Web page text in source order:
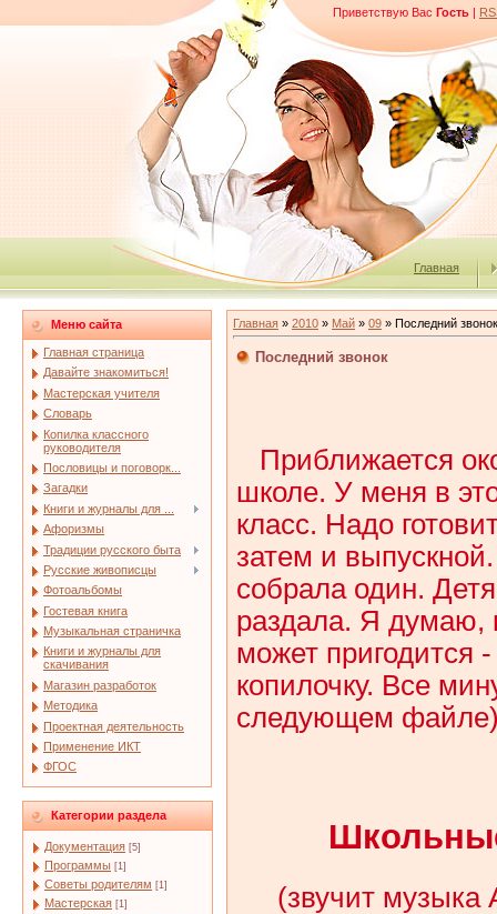
Приветствую Вас Гость |
Главная
Меню сайта
Главная страница
Давайте знакомиться!
Мастерская учителя
Словарь
Копилка классного
руководителя
Пословицы и поговорк...
Загадки
Книги и журналы для ...
Афоризмы
Традиции русского быта
Русские живописцы
Фотоальбомы
Гостевая книга
Музыкальная страничка
Книги и журналы для
скачивания
Магазин разработок
Методика
Проектная деятельность
Применение ИКТ
ФГОС
Категории раздела
Документация [5]
Программы [1]
Советы родителям [1]
Мастерская [1]
Главная » 2010 » Май » 09 » Последний звонок
Последний звонок
Приближается
школе. У меня в
класс. Надо
затем и
собрала один.
раздала. Я думаю,
может пригодится
копилочку. Все
следующем
(звучит музыка